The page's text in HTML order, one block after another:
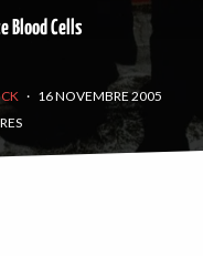
Blood Cells
· 16 NOVEMBRE 2005